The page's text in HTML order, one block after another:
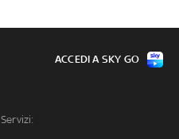
Servizi:
ACCEDI A SKY GO